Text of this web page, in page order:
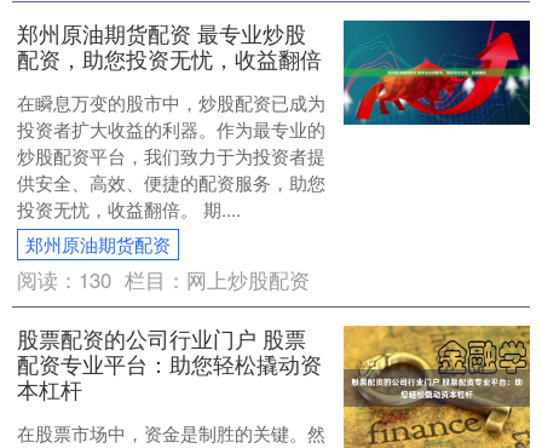
郑州原油期货配资 最专业炒股
配资，助您投资无忧，收益翻倍
在瞬息万变的股市中，炒股配资已成为
投资者扩大收益的利器。作为最专业的
炒股配资平台，我们致力于为投资者提
供安全、高效、便捷的配资服务，助您
投资无忧，收益翻倍。 期....
郑州原油期货配资
阅读： 130 栏目： 网上炒股配资
股票配资的公司行业门户 股票
配资专业平台：助您轻松撬动资
本杠杆
在股票市场中，资金是制胜的关键。然